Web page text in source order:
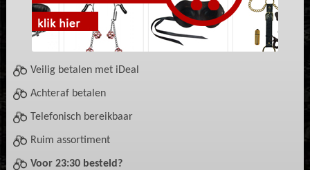
Veilig betalen met iDeal
Achteraf betalen
Telefonisch bereikbaar
Ruim assortiment
Voor 23:30 besteld?